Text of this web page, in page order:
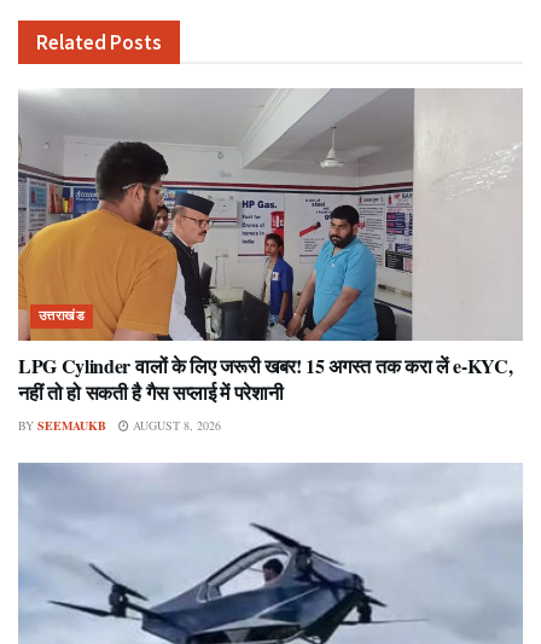
Related Posts
उत्तराखंड
LPG Cylinder वालों के लिए जरूरी खबर! 15 अगस्त तक करा लें e-KYC,
नहीं तो हो सकती है गैस सप्लाई में परेशानी
BY SEEMAUKB AUGUST 8, 2026